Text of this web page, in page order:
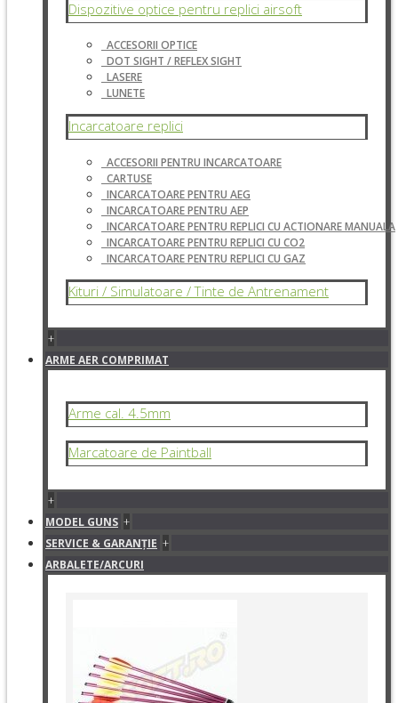
Dispozitive optice pentru replici airsoft
ACCESORII OPTICE
DOT SIGHT / REFLEX SIGHT
LASERE
LUNETE
Incarcatoare replici
ACCESORII PENTRU INCARCATOARE
CARTUSE
INCARCATOARE PENTRU AEG
INCARCATOARE PENTRU AEP
INCARCATOARE PENTRU REPLICI CU ACTIONARE MANUALA
INCARCATOARE PENTRU REPLICI CU CO2
INCARCATOARE PENTRU REPLICI CU GAZ
Kituri / Simulatoare / Tinte de Antrenament
+
ARME AER COMPRIMAT
Arme cal. 4.5mm
Marcatoare de Paintball
+
MODEL GUNS +
SERVICE & GARANŢIE +
ARBALETE/ARCURI